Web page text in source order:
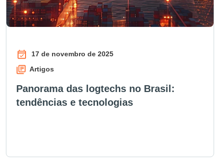
17 de novembro de 2025
Artigos
Panorama das logtechs no Brasil:
tendências e tecnologias